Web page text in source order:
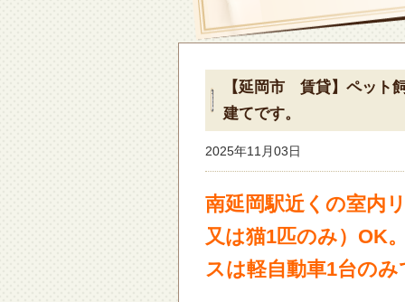
【延岡市 賃貸】ペット
建てです。
2025年11月03日
南延岡駅近くの室内
又は猫1匹のみ）OK
スは軽自動車1台の